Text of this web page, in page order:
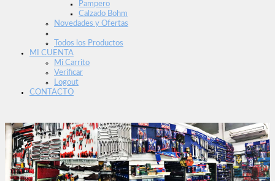
Pampero
Calzado Bohm
Novedades y Ofertas
Todos los Productos
MI CUENTA
Mi Carrito
Verificar
Logout
CONTACTO